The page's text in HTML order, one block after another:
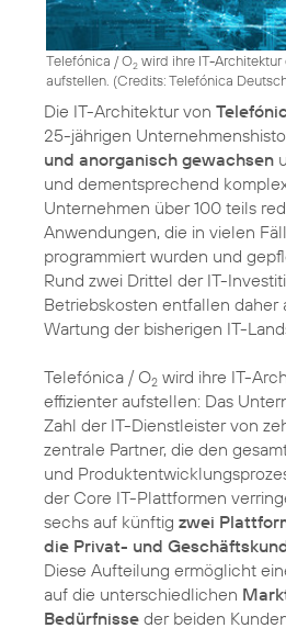
Telefónica / O2 wird ihre IT-
aufstellen. (Credits: Telefónica
Die IT-Architektur von
25-jährigen
und anorganisch gewachsen
und dementsprechend
Unternehmen über 100 teils
Anwendungen, die in vielen
programmiert wurden und
Rund zwei Drittel der IT-
Betriebskosten entfallen daher
Wartung der bisherigen IT-
Telefónica / O2 wird ihre IT-
effizienter aufstellen: Das
Zahl der IT-Dienstleister von
zentrale Partner, die den
und
der Core IT-Plattformen
sechs auf künftig zwei
die Privat- und
Diese Aufteilung ermöglicht
auf die unterschiedlichen
Bedürfnisse der beiden